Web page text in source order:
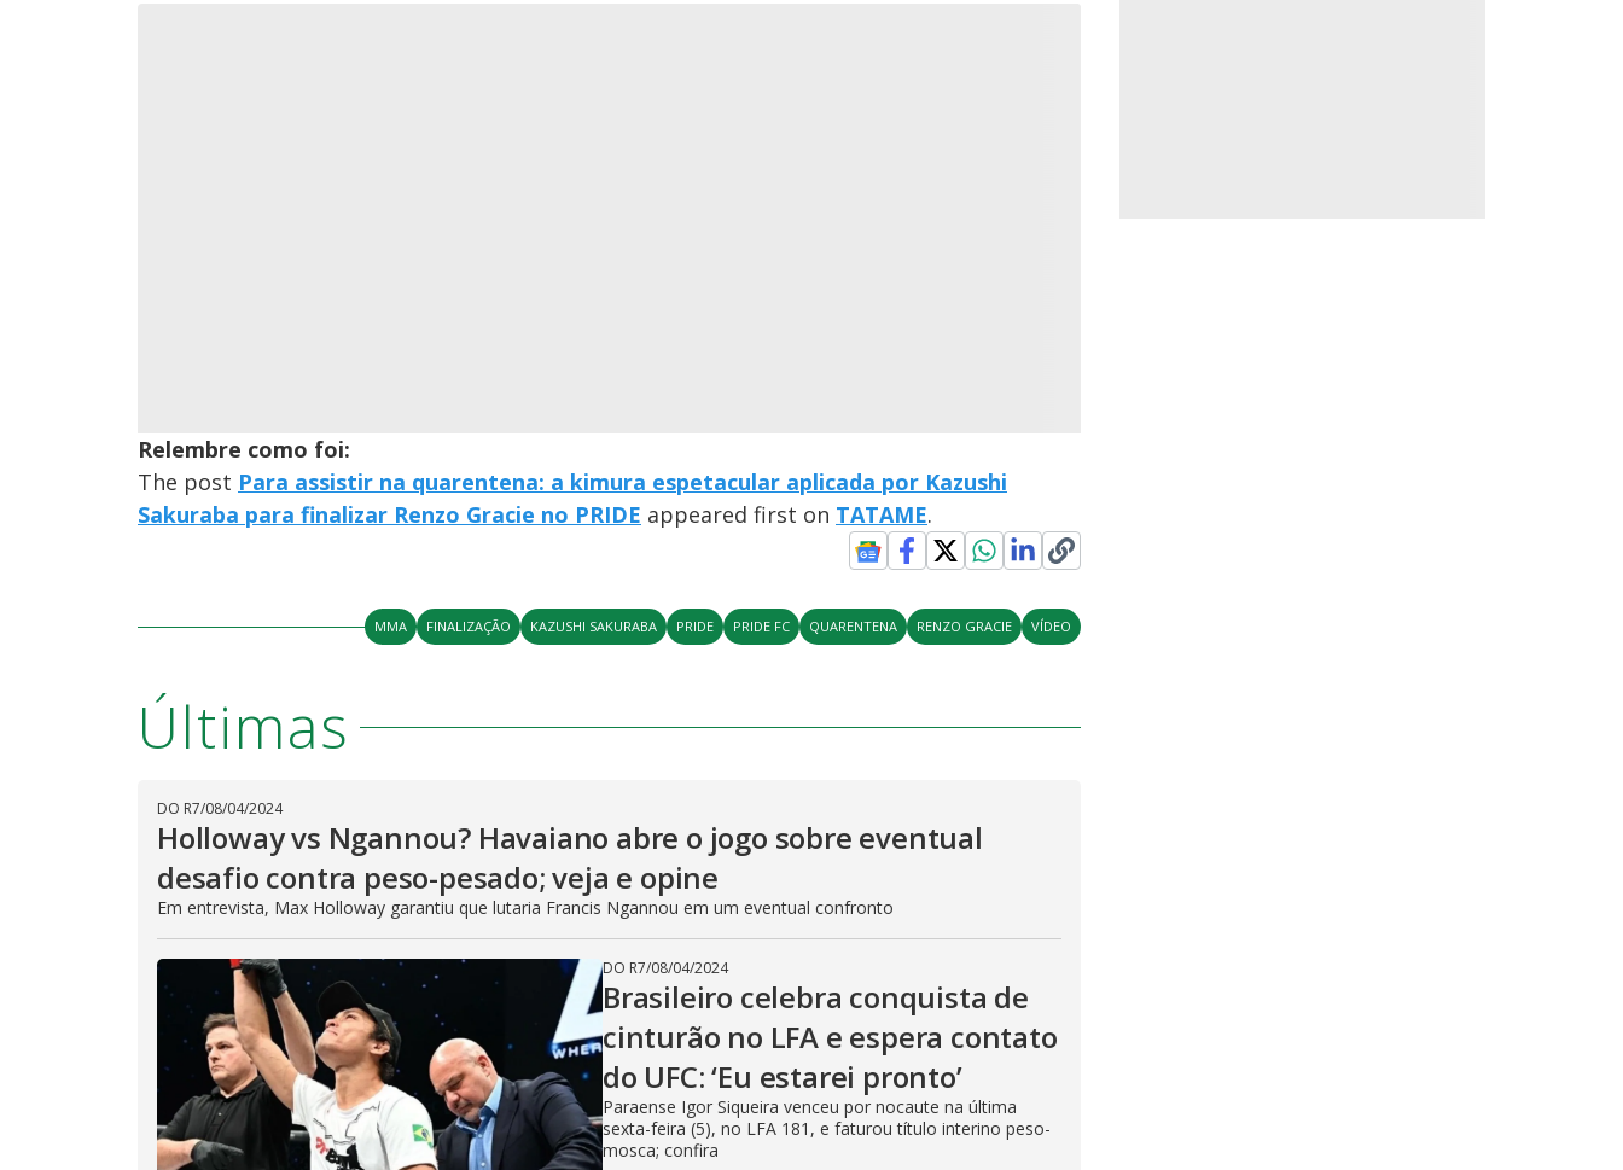
Relembre como foi:
The post Para assistir na quarentena: a kimura espetacular aplicada por Kazushi
Sakuraba para finalizar Renzo Gracie no PRIDE appeared first on TATAME.
MMA FINALIZAÇÃO KAZUSHI SAKURABA PRIDE PRIDE FC QUARENTENA RENZO GRACIE VÍDEO
Últimas
DO R7/08/04/2024
Holloway vs Ngannou? Havaiano abre o jogo sobre eventual
desafio contra peso-pesado; veja e opine
Em entrevista, Max Holloway garantiu que lutaria Francis Ngannou em um eventual confronto
DO R7/08/04/2024
Brasileiro celebra conquista de
cinturão no LFA e espera contato
do UFC: ‘Eu estarei pronto’
Paraense Igor Siqueira venceu por nocaute na última
sexta-feira (5), no LFA 181, e faturou título interino peso-
mosca; confira